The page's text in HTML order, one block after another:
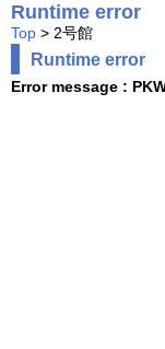
Runtime error
Top > 2号館
Runtime error
Error message :